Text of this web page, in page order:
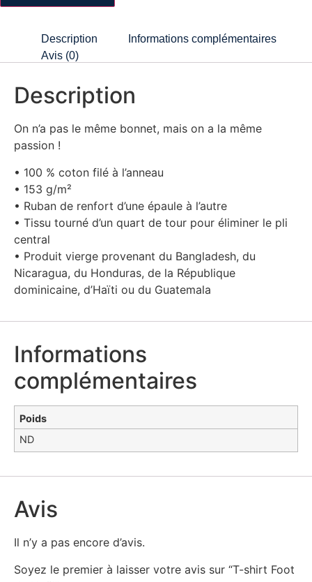
Description
Informations complémentaires
Avis (0)
Description
On n’a pas le même bonnet, mais on a la même
passion !
• 100 % coton filé à l’anneau
• 153 g/m²
• Ruban de renfort d’une épaule à l’autre
• Tissu tourné d’un quart de tour pour éliminer le pli
central
• Produit vierge provenant du Bangladesh, du
Nicaragua, du Honduras, de la République
dominicaine, d’Haïti ou du Guatemala
Informations
complémentaires
Poids
ND
Avis
Il n’y a pas encore d’avis.
Soyez le premier à laisser votre avis sur “T-shirt Foot